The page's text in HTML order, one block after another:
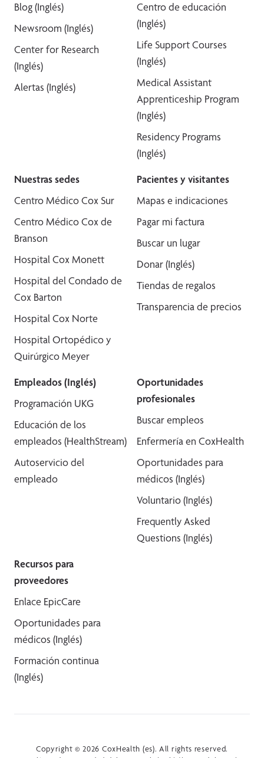
Blog (Inglés)
Newsroom (Inglés)
Center for Research
(Inglés)
Alertas (Inglés)
Centro de educación
(Inglés)
Life Support Courses
(Inglés)
Medical Assistant
Apprenticeship Program
(Inglés)
Residency Programs
(Inglés)
Nuestras sedes
Centro Médico Cox Sur
Centro Médico Cox de
Branson
Hospital Cox Monett
Hospital del Condado de
Cox Barton
Hospital Cox Norte
Hospital Ortopédico y
Quirúrgico Meyer
Pacientes y visitantes
Mapas e indicaciones
Pagar mi factura
Buscar un lugar
Donar (Inglés)
Tiendas de regalos
Transparencia de precios
Empleados (Inglés)
Programación UKG
Educación de los
empleados (HealthStream)
Autoservicio del
empleado
Oportunidades
profesionales
Buscar empleos
Enfermería en CoxHealth
Oportunidades para
médicos (Inglés)
Voluntario (Inglés)
Frequently Asked
Questions (Inglés)
Recursos para
proveedores
Enlace EpicCare
Oportunidades para
médicos (Inglés)
Formación continua
(Inglés)
Copyright © 2026 CoxHealth (es). All rights reserved.